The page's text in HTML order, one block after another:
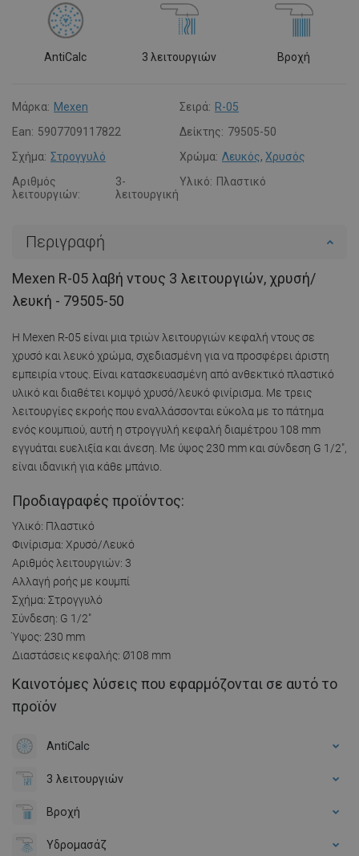
AntiCalc 3 λειτουργιών Βροχή
Μάρκα: Mexen Σειρά: R-05
Ean: 5907709117822 Δείκτης: 79505-50
Σχήμα: Στρογγυλό Χρώμα: Λευκός, Χρυσός
Αριθμός
λειτουργιών:
3-
λειτουργική
Υλικό: Πλαστικό
Περιγραφή
Mexen R-05 λαβή ντους 3 λειτουργιών, χρυσή/
λευκή - 79505-50
Η Mexen R-05 είναι μια τριών λειτουργιών κεφαλή ντους σε
χρυσό και λευκό χρώμα, σχεδιασμένη για να προσφέρει άριστη
εμπειρία ντους. Είναι κατασκευασμένη από ανθεκτικό πλαστικό
υλικό και διαθέτει κομψό χρυσό/λευκό φινίρισμα. Με τρεις
λειτουργίες εκροής που εναλλάσσονται εύκολα με το πάτημα
ενός κουμπιού, αυτή η στρογγυλή κεφαλή διαμέτρου 108 mm
εγγυάται ευελιξία και άνεση. Με ύψος 230 mm και σύνδεση G 1/2",
είναι ιδανική για κάθε μπάνιο.
Προδιαγραφές προϊόντος:
Υλικό: Πλαστικό
Φινίρισμα: Χρυσό/Λευκό
Αριθμός λειτουργιών: 3
Αλλαγή ροής με κουμπί
Σχήμα: Στρογγυλό
Σύνδεση: G 1/2"
Ύψος: 230 mm
Διαστάσεις κεφαλής: Ø108 mm
Καινοτόμες λύσεις που εφαρμόζονται σε αυτό το
προϊόν
AntiCalc
3 λειτουργιών
Βροχή
Υδρομασάζ